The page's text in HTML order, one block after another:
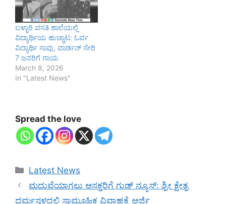
ಬಳ್ಳಾರಿ ವಸತಿ ಶಾಲೆಯಲ್ಲಿ
ವಿದ್ಯಾರ್ಥಿಯ ಹುಚ್ಚಾಟ: ಓರ್ವ
ವಿದ್ಯಾರ್ಥಿ ಸಾವು, ವಾರ್ಡನ್ ಸೇರಿ
7 ಜನರಿಗೆ ಗಾಯ
March 8, 2026
In "Latest News"
Spread the love
Categories
Latest News
ಮದುವೆಯಾಗಲು ಆಸಕ್ತರಿಗೆ ಗುಡ್ ನ್ಯೂಸ್: ಶ್ರೀ ಕ್ಷೇತ್ರ
ಧರ್ಮಸ್ಥಳದಲ್ಲಿ ಸಾಮೂಹಿಕ ವಿವಾಹಕ್ಕೆ ಅರ್ಜಿ